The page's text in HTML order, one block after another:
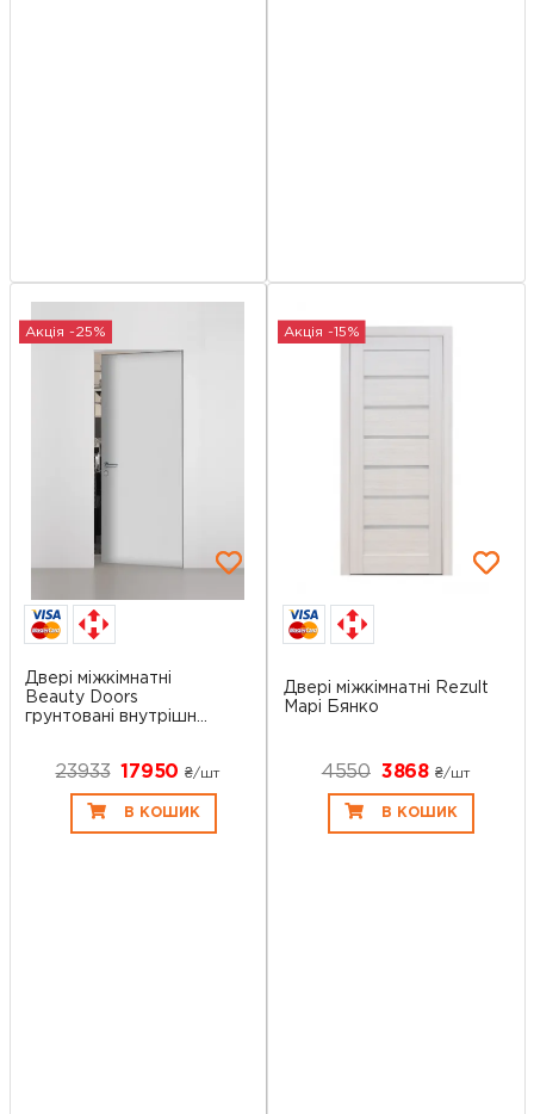
Акція -25%
Двері міжкімнатні
Beauty Doors
грунтовані внутрішн...
23933 17950₴/шт
В КОШИК
Акція -15%
Двері міжкімнатні Rezult
Марі Бянко
4550 3868 ₴/шт
В КОШИК